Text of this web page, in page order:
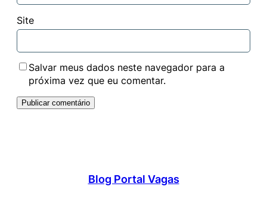
Site
Salvar meus dados neste navegador para a
próxima vez que eu comentar.
Blog Portal Vagas